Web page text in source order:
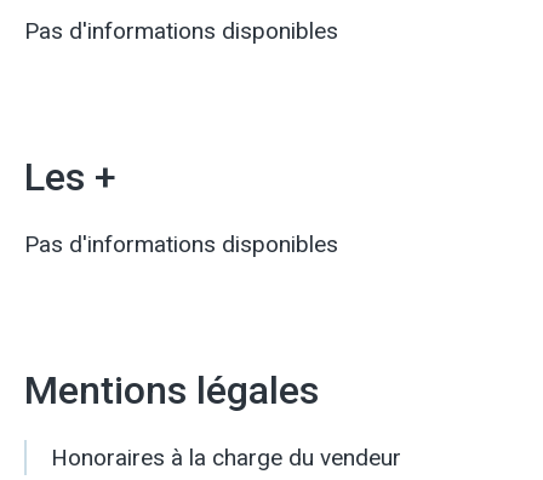
Pas d'informations disponibles
Les +
Pas d'informations disponibles
Mentions légales
Honoraires à la charge du vendeur